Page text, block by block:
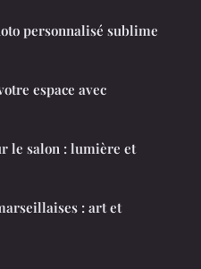
personnalisé sublime
espace avec
le salon : lumière et
: art et